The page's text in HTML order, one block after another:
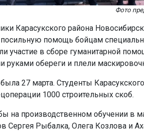
Фото
Карасукского района
помощь бойцам
участие в сборе гуманитарной
руками обереги и плели
27 марта. Студенты
1000 строительных скоб.
на производственном обучении в
Сергея Рыбалка, Олега Козлова и